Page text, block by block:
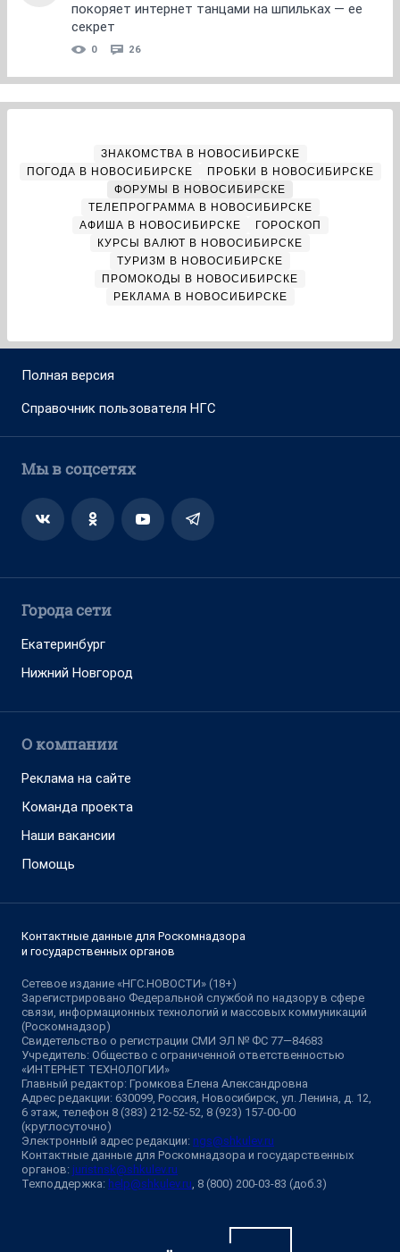
покоряет интернет танцами на шпильках — ее
секрет
0 26
ЗНАКОМСТВА В НОВОСИБИРСКЕ
ПОГОДА В НОВОСИБИРСКЕ
ПРОБКИ В НОВОСИБИРСКЕ
ФОРУМЫ В НОВОСИБИРСКЕ
ТЕЛЕПРОГРАММА В НОВОСИБИРСКЕ
АФИША В НОВОСИБИРСКЕ
ГОРОСКОП
КУРСЫ ВАЛЮТ В НОВОСИБИРСКЕ
ТУРИЗМ В НОВОСИБИРСКЕ
ПРОМОКОДЫ В НОВОСИБИРСКЕ
РЕКЛАМА В НОВОСИБИРСКЕ
Полная версия
Справочник пользователя НГС
Мы в соцсетях
Города сети
Екатеринбург
Нижний Новгород
О компании
Реклама на сайте
Команда проекта
Наши вакансии
Помощь
Контактные данные для Роскомнадзора
и государственных органов
Сетевое издание «НГС.НОВОСТИ» (18+)
Зарегистрировано Федеральной службой по надзору в сфере
связи, информационных технологий и массовых коммуникаций
(Роскомнадзор)
Свидетельство о регистрации СМИ ЭЛ № ФС 77—84683
Учредитель: Общество с ограниченной ответственностью
«ИНТЕРНЕТ ТЕХНОЛОГИИ»
Главный редактор: Громкова Елена Александровна
Адрес редакции: 630099, Россия, Новосибирск, ул. Ленина, д. 12,
6 этаж, телефон 8 (383) 212-52-52, 8 (923) 157-00-00
(круглосуточно)
Электронный адрес редакции: ngs@shkulev.ru
Контактные данные для Роскомнадзора и государственных
органов: juristnsk@shkulev.ru
Техподдержка: help@shkulev.ru, 8 (800) 200-03-83 (доб.3)